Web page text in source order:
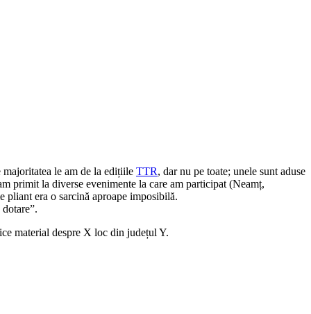
le am de la edițiile TTR, dar nu pe toate; unele sunt aduse
primit la diverse evenimente la care am participat (Neamț,
pliant era o sarcină aproape imposibilă.
material despre X loc din județul Y.